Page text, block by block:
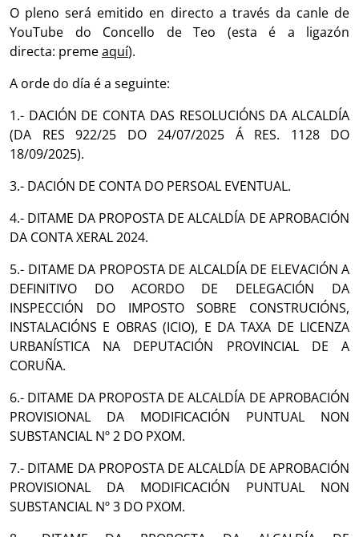
k
p
O pleno será emitido en directo a través da canle de
YouTube do Concello de Teo (esta é a ligazón
directa: premeaquí).
A orde do día é a seguinte:
1.- DACIÓN DE CONTA DAS RESOLUCIÓNS DA ALCALDÍA
(DA RES 922/25 DO 24/07/2025 Á RES. 1128 DO
18/09/2025).
3.- DACIÓN DE CONTA DO PERSOAL EVENTUAL.
4.- DITAME DA PROPOSTA DE ALCALDÍA DE APROBACIÓN
DA CONTA XERAL 2024.
5.- DITAME DA PROPOSTA DE ALCALDÍA DE ELEVACIÓN A
DEFINITIVO DO ACORDO DE DELEGACIÓN DA
INSPECCIÓN DO IMPOSTO SOBRE CONSTRUCIÓNS,
INSTALACIÓNS E OBRAS (ICIO), E DA TAXA DE LICENZA
URBANÍSTICA NA DEPUTACIÓN PROVINCIAL DE A
CORUÑA.
6.- DITAME DA PROPOSTA DE ALCALDÍA DE APROBACIÓN
PROVISIONAL DA MODIFICACIÓN PUNTUAL NON
SUBSTANCIAL Nº 2 DO PXOM.
7.- DITAME DA PROPOSTA DE ALCALDÍA DE APROBACIÓN
PROVISIONAL DA MODIFICACIÓN PUNTUAL NON
SUBSTANCIAL Nº 3 DO PXOM.